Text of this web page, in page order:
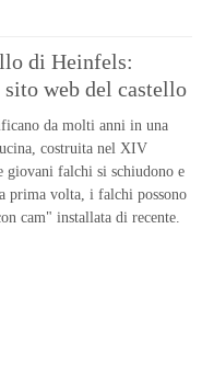
di Heinfels:
web del castello
da molti anni in una
costruita nel XIV
giovani falchi si schiudono e
volta, i falchi possono
cam" installata di recente.